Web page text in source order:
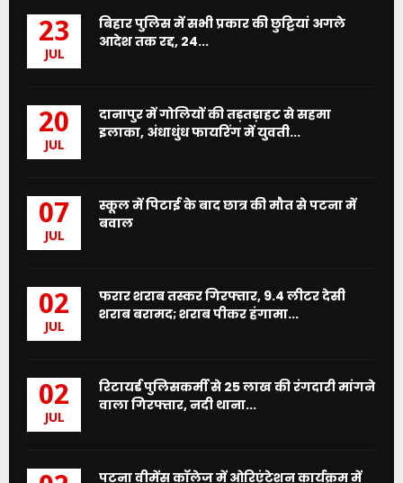
23
JUL
बिहार पुलिस में सभी प्रकार की छुट्टियां अगले
आदेश तक रद्द, 24...
20
JUL
दानापुर में गोलियों की तड़तड़ाहट से सहमा
इलाका, अंधाधुंध फायरिंग में युवती...
07
JUL
स्कूल में पिटाई के बाद छात्र की मौत से पटना में
बवाल
02
JUL
फरार शराब तस्कर गिरफ्तार, 9.4 लीटर देसी
शराब बरामद; शराब पीकर हंगामा...
02
JUL
रिटायर्ड पुलिसकर्मी से 25 लाख की रंगदारी मांगने
वाला गिरफ्तार, नदी थाना...
पटना वीमेंस कॉलेज में ओरिएंटेशन कार्यक्रम में